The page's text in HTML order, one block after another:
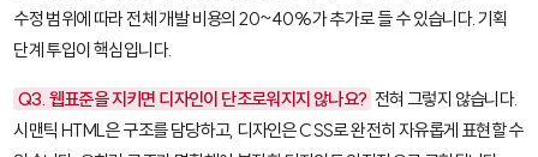
수정 범위에 따라 전체 개발 비용의 20~40%가 추가로 들 수 있습니다. 기획
단계 투입이 핵심입니다.
Q3. 웹표준을 지키면 디자인이 단조로워지지 않나요? 전혀 그렇지 않습니다.
시맨틱 HTML은 구조를 담당하고, 디자인은 CSS로 완전히 자유롭게 표현할 수